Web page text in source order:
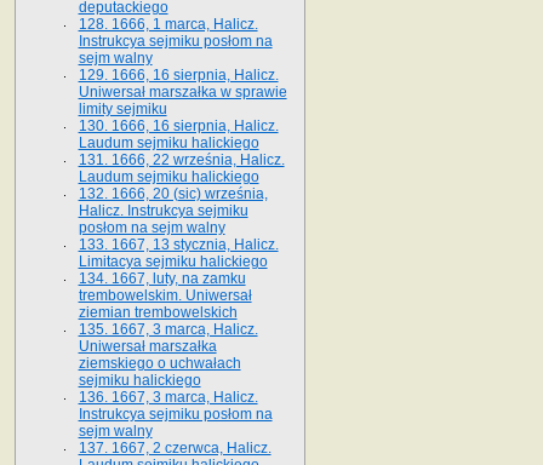
deputackiego
128. 1666, 1 marca, Halicz.
Instrukcya sejmiku posłom na
sejm walny
129. 1666, 16 sierpnia, Halicz.
Uniwersał marszałka w sprawie
limity sejmiku
130. 1666, 16 sierpnia, Halicz.
Laudum sejmiku halickiego
131. 1666, 22 września, Halicz.
Laudum sejmiku halickiego
132. 1666, 20 (sic) września,
Halicz. Instrukcya sejmiku
posłom na sejm walny
133. 1667, 13 stycznia, Halicz.
Limitacya sejmiku halickiego
134. 1667, luty, na zamku
trembowelskim. Uniwersał
ziemian trembowelskich
135. 1667, 3 marca, Halicz.
Uniwersał marszałka
ziemskiego o uchwałach
sejmiku halickiego
136. 1667, 3 marca, Halicz.
Instrukcya sejmiku posłom na
sejm walny
137. 1667, 2 czerwca, Halicz.